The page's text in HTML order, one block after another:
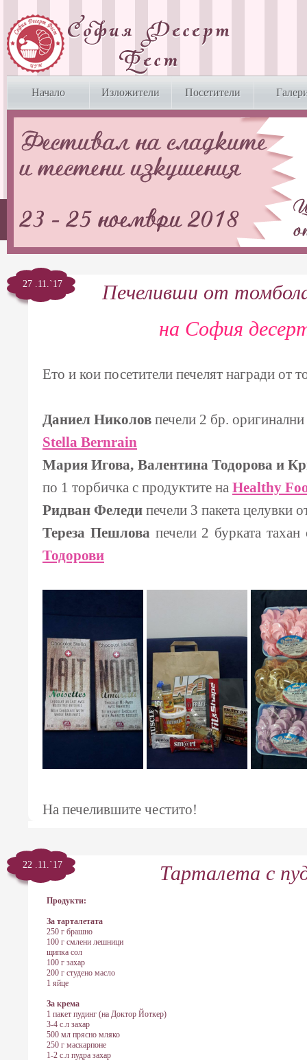
Начало Изложители Посетители
27 .11.`17
Печеливши от
на София
Ето и кои посетители печелят награди от
Даниел Николов печели 2 бр.
Stella Bernrain
Мария Игова, Валентина Тодорова и
по 1 торбичка с продуктите на Healthy
Ридван Феледи печели 3 пакета целувки
Тереза Пешлова печели 2 бурката
Тодорови
На печелившите честито!
22 .11.`17 Тарталета с
Продукти:
За тарталетата
250 г брашно
100 г смлени лешници
щипка сол
100 г захар
200 г студено масло
1 яйце
За крема
1 пакет пудинг (на Доктор Йоткер)
3-4 с.л захар
500 мл прясно мляко
250 г маскарпоне
1-2 с.л пудра захар